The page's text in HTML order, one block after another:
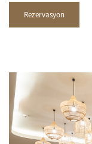
Rezervasyon